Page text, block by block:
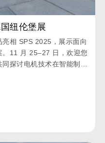
纽伦堡展
相 SPS 2025，展示面向
。11 月 25–27 日，欢迎您
探讨电机技术在智能制造